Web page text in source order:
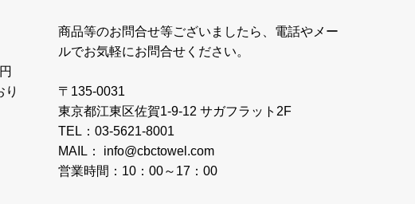
り
商品等のお問合せ等ございましたら、電話やメー
ルでお気軽にお問合せください。
〒135-0031
東京都江東区佐賀1-9-12 サガフラット2F
TEL：03-5621-8001
MAIL： info@cbctowel.com
営業時間：10：00～17：00